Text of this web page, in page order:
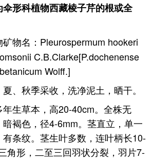
伞形科植物西藏棱子芹的根或全
物名：Pleurospermum hookeri
C.B.Clarke[P.dochenense
Wolff.]
、秋季采收，洗净泥土，晒干。
年生草本，高20-40cm。全株无
褐色，径4-6mm。茎直立，单一
条纹。茎生叶多数，连叶柄长10-
角形，二至三回羽状分裂，羽片7-